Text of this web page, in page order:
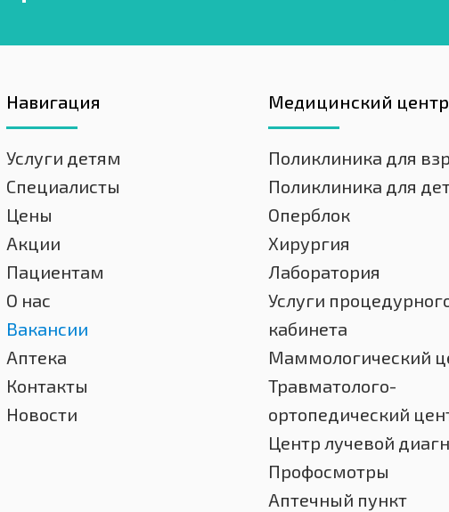
Навигация
Услуги детям
Специалисты
Цены
Акции
Пациентам
О нас
Вакансии
Аптека
Контакты
Новости
Медицинский центр
Поликлиника для
Поликлиника для
Оперблок
Хирургия
Лаборатория
Услуги
кабинета
Маммологический
Травматолого-
ортопедический
Центр лучевой
Профосмотры
Аптечный пункт